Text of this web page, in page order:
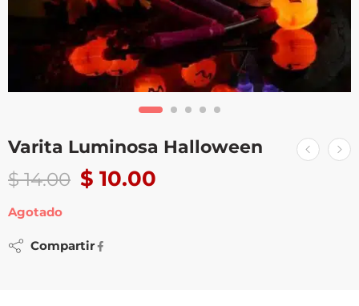
Varita Luminosa Halloween
$14.00 $ 10.00
Agotado
Compartir